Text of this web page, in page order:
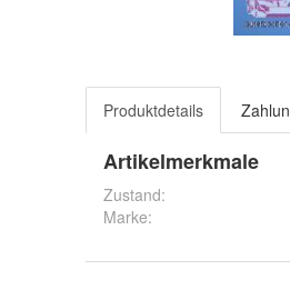
Produktdetails
Artikelmerkmale
Zustand:
Marke: